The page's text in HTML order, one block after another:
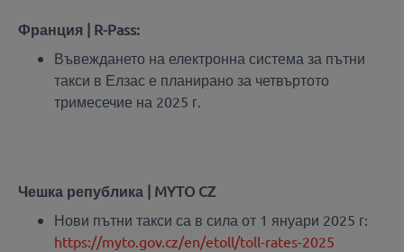
Франция | R-Pass:
Въвеждането на електронна система за пътни
такси в Елзас е планирано за четвъртото
тримесечие на 2025 г.
Чешка република | MYTO CZ
Нови пътни такси са в сила от 1 януари 2025 г:
https://myto.gov.cz/en/etoll/toll-rates-2025